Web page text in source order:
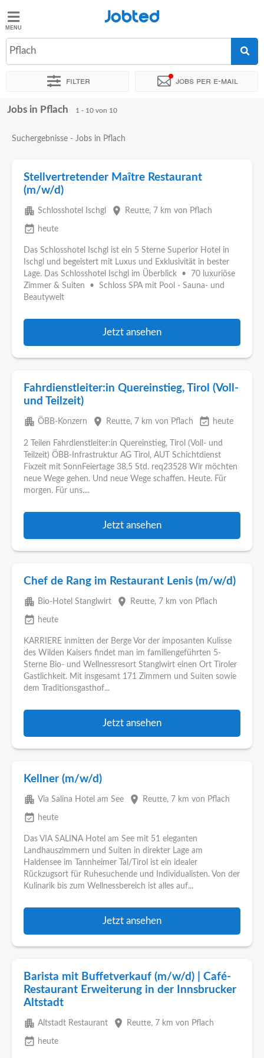
Jobted
Jobs
Jobted
Pflach
Filter Jobs per e-mail
Sortieren nach Genauer Standort
Jobs in Pflach 1 - 10 von 10
Suchergebnisse - Jobs in Pflach
Stellvertretender Maître Restaurant
(m/w/d)
apartment Schlosshotel Ischgl place Reutte, 7 km von Pflach
event_available heute
Das Schlosshotel Ischgl ist ein 5 Sterne Superior Hotel in
Ischgl und begeistert mit Luxus und Exklusivität in bester
Lage. Das Schlosshotel Ischgl im Überblick • 70 luxuriöse
Zimmer & Suiten • Schloss SPA mit Pool - Sauna- und
Beautywelt
Jetzt ansehen
Fahrdienstleiter:in Quereinstieg, Tirol (Voll-
und Teilzeit)
apartment ÖBB-Konzern place Reutte, 7 km von Pflach event_available heute
2 Teilen Fahrdienstleiter:in Quereinstieg, Tirol (Voll- und
Teilzeit) ÖBB-Infrastruktur AG Tirol, AUT Schichtdienst
Fixzeit mit SonnFeiertage 38,5 Std. req23528 Wir möchten
neue Wege gehen. Und neue Wege schaffen. Heute. Für
morgen. Für uns....
Jetzt ansehen
Chef de Rang im Restaurant Lenis (m/w/d)
apartment Bio-Hotel Stanglwirt place Reutte, 7 km von Pflach
event_available heute
KARRIERE inmitten der Berge Vor der imposanten Kulisse
des Wilden Kaisers findet man im familiengeführten 5-
Sterne Bio- und Wellnessresort Stanglwirt einen Ort Tiroler
Gastlichkeit. Mit insgesamt 171 Zimmern und Suiten sowie
dem Traditionsgasthof...
Jetzt ansehen
Kellner (m/w/d)
apartment Via Salina Hotel am See place Reutte, 7 km von Pflach
event_available heute
Das VIA SALINA Hotel am See mit 51 eleganten
Landhauszimmern und Suiten in direkter Lage am
Haldensee im Tannheimer Tal/Tirol ist ein idealer
Rückzugsort für Ruhesuchende und Individualisten. Von der
Kulinarik bis zum Wellnessbereich ist alles auf...
Jetzt ansehen
Barista mit Buffetverkauf (m/w/d) | Café-
Restaurant Erweiterung in der Innsbrucker
Altstadt
apartment Altstadt Restaurant place Reutte, 7 km von Pflach
event_available heute